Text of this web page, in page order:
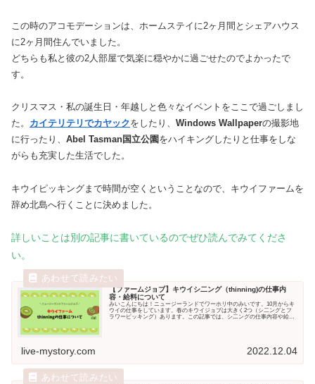
この時のアコモデーションは、ホームステイに2ヶ月間とシェアハウス
に2ヶ月間住んでいました。
どちらも私と彼の2人部屋で気楽に穏やかに過ごせたのでよかったで
す。
クリスマス・私の誕生日・年越しと色々なイベントをここで過ごしまし
た。 カイテリテリでカヤックをしたり、 Windows Wallpaperの撮影地
に行ったり、 Abel Tasman国立公園 をハイキングしたりと仕事をしな
がらも充実した生活でした。
キウイピッキングまで時間が空くということなので、キウイファームを
辞め北島へ行くことに決めました。
詳しいことは別の記事に書いているのでぜひ読んでみてくださ
い。
【ファームジョブ】キウイシ二ング（thinning)の仕事内
容・給料について
みいこんにちは！ニュージーランドでワーホリ中のみいです。10月からキ
ウイの仕事をしています。春のキウイジョブは大きく2つ（シ二ングとフ
ラワーピッキング）あります。この記事では、シ二ングの仕事内容や給料
live-mystory.com 2022.12.04